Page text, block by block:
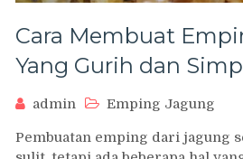
Cara Membuat
Yang Gurih dan
admin Emping Jagung
Pembuatan emping dari jagung